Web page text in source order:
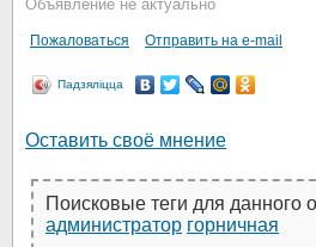
Объявление не актуально
Пожаловаться Отправить на e-mail
Падзяліцца
Оставить своё мнение
Поисковые теги для данного
администратор горничная